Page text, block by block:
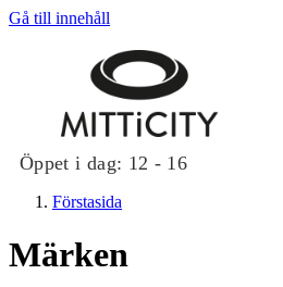
Gå till innehåll
Öppet i dag: 12 - 16
Förstasida
Märken